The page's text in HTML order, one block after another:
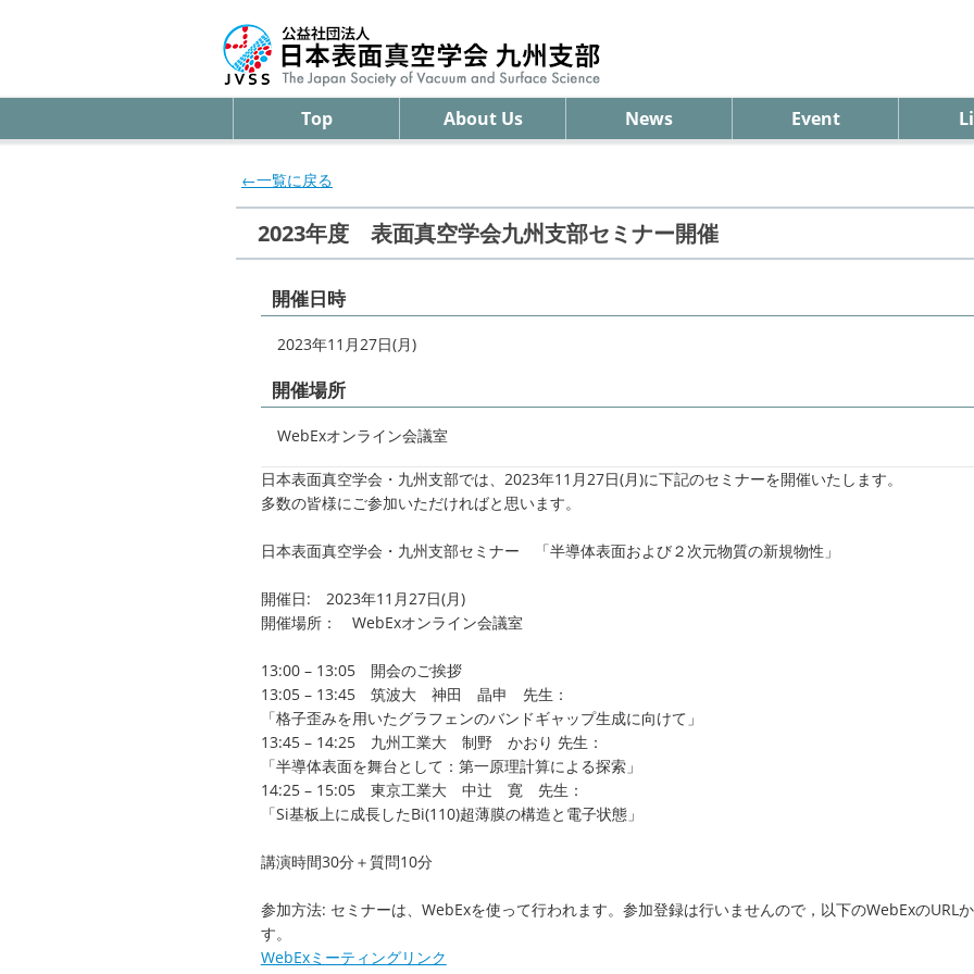
Top About Us News Event
←一覧に戻る
2023年度 表面真空学会九州支部セミナー開催
開催日時
2023年11月27日(月)
開催場所
WebExオンライン会議室
日本表面真空学会・九州支部では、2023年11月27日(月)に下記のセミナーを開催いたします。
多数の皆様にご参加いただければと思います。
日本表面真空学会・九州支部セミナー 「半導体表面および２次元物質の新規物性」
開催日: 2023年11月27日(月)
開催場所： WebExオンライン会議室
13:00 – 13:05 開会のご挨拶
13:05 – 13:45 筑波大 神田 晶申 先生：
「格子歪みを用いたグラフェンのバンドギャップ生成に向けて」
13:45 – 14:25 九州工業大 制野 かおり 先生：
「半導体表面を舞台として：第一原理計算による探索」
14:25 – 15:05 東京工業大 中辻 寛 先生：
「Si基板上に成長したBi(110)超薄膜の構造と電子状態」
講演時間30分＋質問10分
参加方法: セミナーは、WebExを使って行われます。参加登録は行いませんので，以下のWebExのURL
す。
WebExミーティングリンク